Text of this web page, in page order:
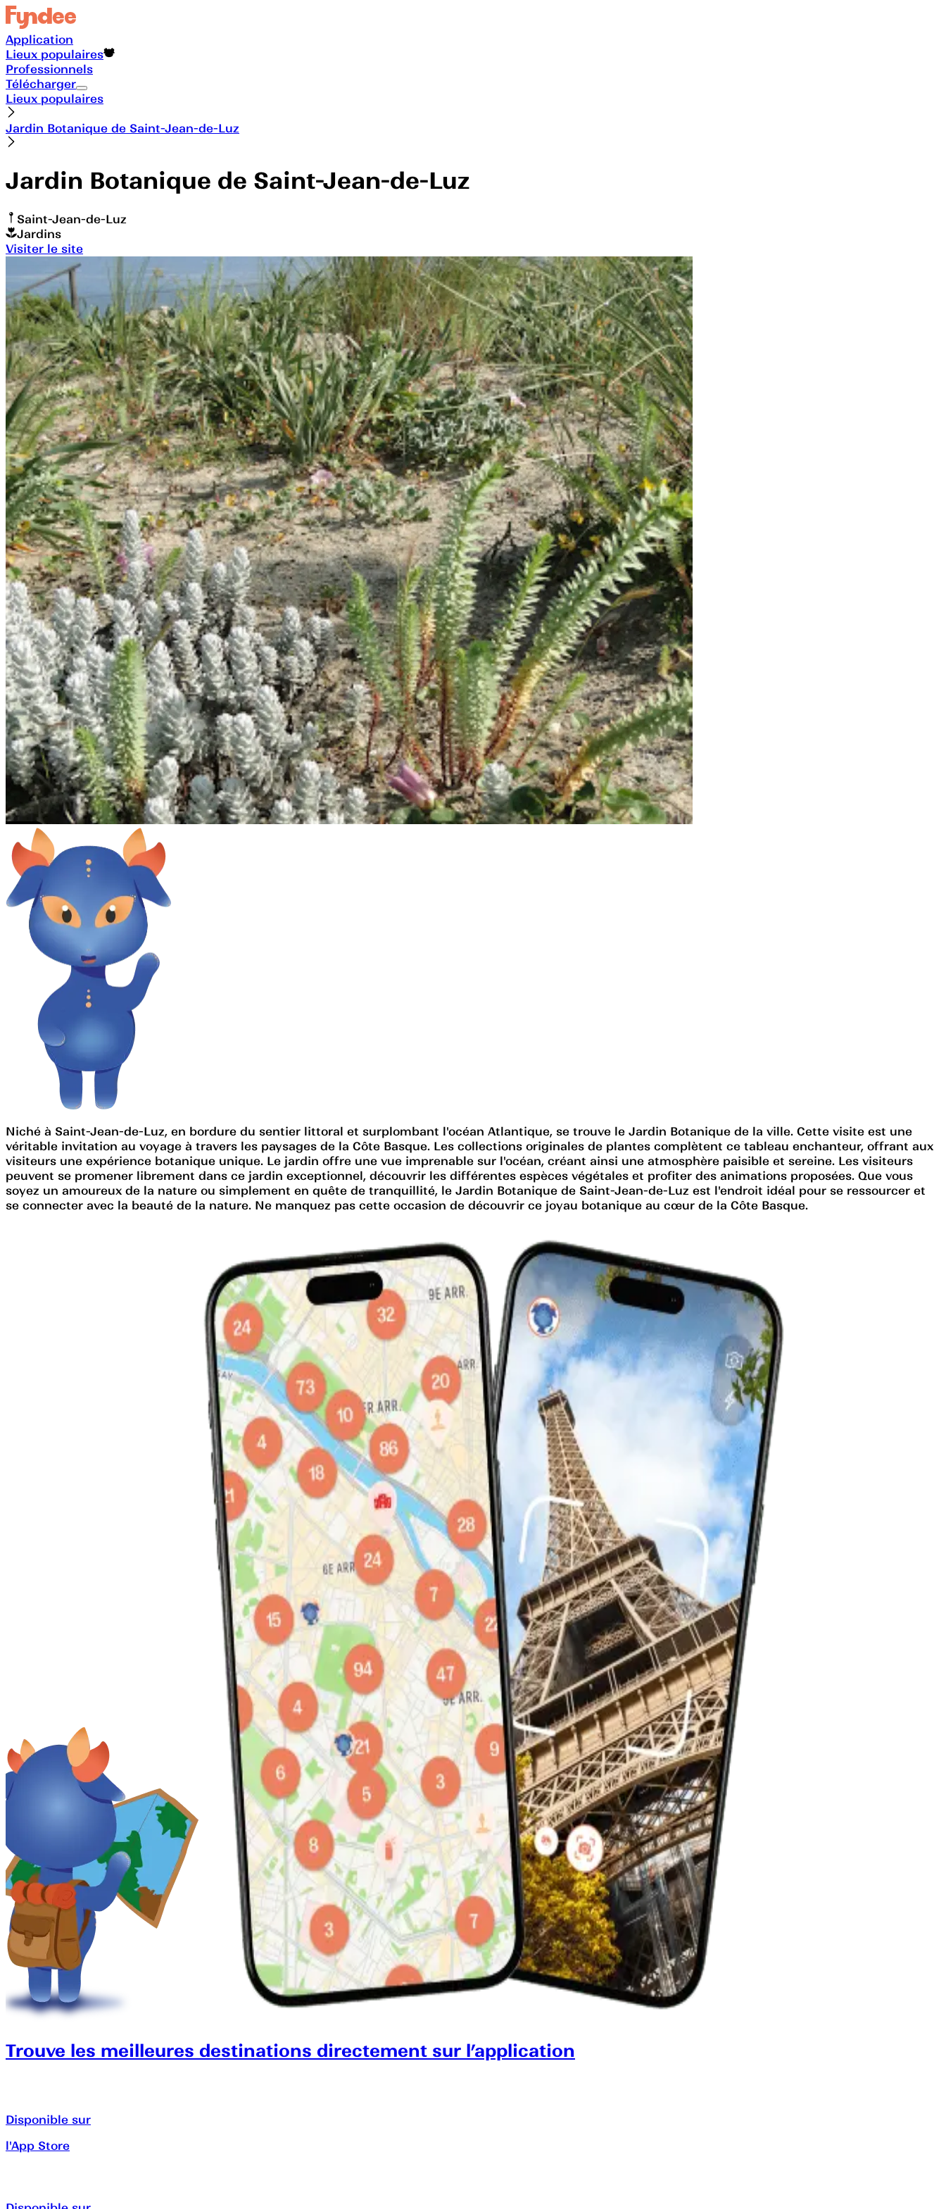
Application
Lieux populaires
Professionnels
Télécharger
Lieux populaires
Jardin Botanique de Saint-Jean-de-Luz
Jardin Botanique de Saint-Jean-de-Luz
Saint-Jean-de-Luz
Jardins
Visiter le site
Niché à Saint-Jean-de-Luz, en bordure du sentier littoral et surplombant l'océan Atlantique, se trouve le Jardin Botanique de la ville. Cette visite est une
véritable invitation au voyage à travers les paysages de la Côte Basque. Les collections originales de plantes complètent ce tableau enchanteur, offrant aux
visiteurs une expérience botanique unique. Le jardin offre une vue imprenable sur l'océan, créant ainsi une atmosphère paisible et sereine. Les visiteurs
peuvent se promener librement dans ce jardin exceptionnel, découvrir les différentes espèces végétales et profiter des animations proposées. Que vous
soyez un amoureux de la nature ou simplement en quête de tranquillité, le Jardin Botanique de Saint-Jean-de-Luz est l'endroit idéal pour se ressourcer et
se connecter avec la beauté de la nature. Ne manquez pas cette occasion de découvrir ce joyau botanique au cœur de la Côte Basque.
Trouve les meilleures destinations directement sur l’application
Disponible sur
l'App Store